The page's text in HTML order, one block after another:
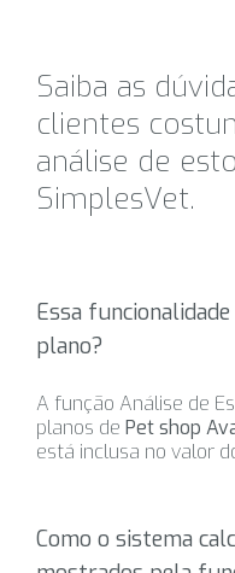
Saiba as
clientes
análise de
SimplesVet.
Essa
plano?
A função Análise de
planos de Pet shop
está inclusa no valor
Como o sistema